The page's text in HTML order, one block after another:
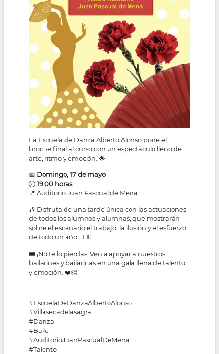
La Escuela de Danza Alberto Alonso pone el
broche final al curso con un espectáculo lleno de
arte, ritmo y emoción. 🌟
📅 Domingo, 17 de mayo
🕖19:00 horas
📍 Auditorio Juan Pascual de Mena
🎶 Disfruta de una tarde única con las actuaciones
de todos los alumnos y alumnas, que mostrarán
sobre el escenario el trabajo, la ilusión y el esfuerzo
de todo un año. 👯‍♀️✨
🎟️ ¡No te lo pierdas! Ven a apoyar a nuestros
bailarines y bailarinas en una gala llena de talento
y emoción. ❤️👏
#EscuelaDeDanzaAlbertoAlonso
#Villasecadelasagra
#Danza
#Baile
#AuditorioJuanPascualDeMena
#Talento